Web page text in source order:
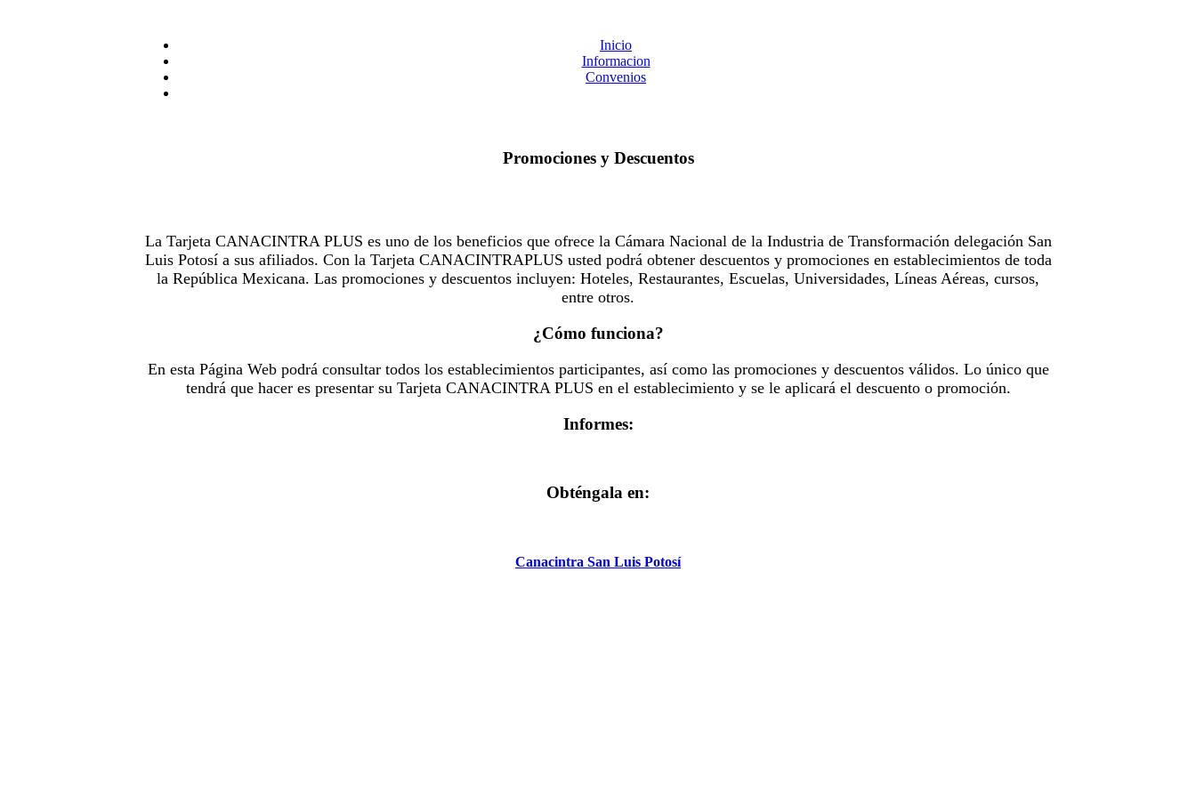
Inicio
Informacion
Convenios
Promociones y Descuentos
La Tarjeta CANACINTRA PLUS es uno de los beneficios que ofrece la Cámara Nacional de la Industria de Transformación delegación San
Luis Potosí a sus afiliados. Con la Tarjeta CANACINTRAPLUS usted podrá obtener descuentos y promociones en establecimientos de toda
la República Mexicana. Las promociones y descuentos incluyen: Hoteles, Restaurantes, Escuelas, Universidades, Líneas Aéreas, cursos,
entre otros.
¿Cómo funciona?
En esta Página Web podrá consultar todos los establecimientos participantes, así como las promociones y descuentos válidos. Lo único que
tendrá que hacer es presentar su Tarjeta CANACINTRA PLUS en el establecimiento y se le aplicará el descuento o promoción.
Informes:
Obténgala en:
Canacintra San Luis Potosí